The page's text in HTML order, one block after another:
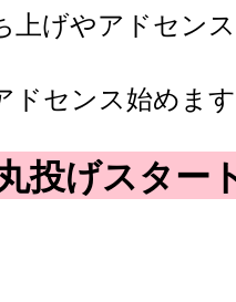
上げやアドセン
ドセンス始めま
投げスター